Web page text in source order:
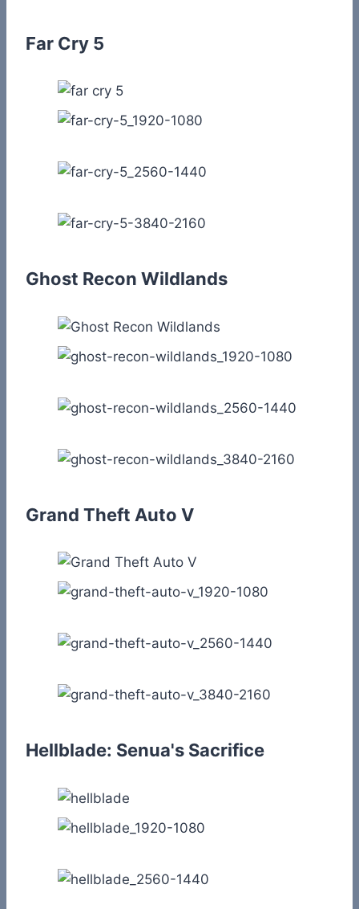
Far Cry 5
Ghost Recon Wildlands
Grand Theft Auto V
Hellblade: Senua's Sacrifice